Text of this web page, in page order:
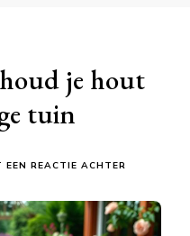
je hout
tuin
EEN REACTIE ACHTER
EN